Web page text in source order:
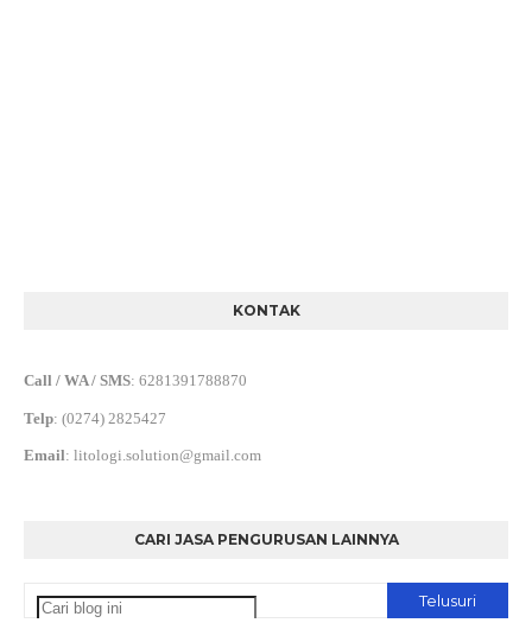
KONTAK
Call / WA / SMS: 6281391788870
Telp: (0274) 2825427
Email: litologi.solution@gmail.com
CARI JASA PENGURUSAN LAINNYA